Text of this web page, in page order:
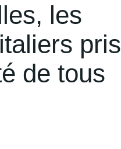
les
pris
de tous